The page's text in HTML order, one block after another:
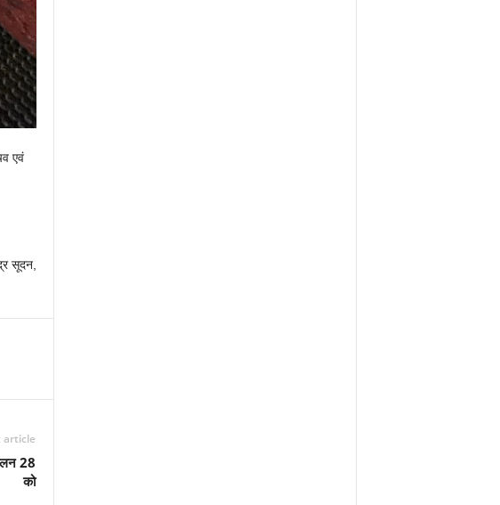
एवं
सूदन,
article
28
को